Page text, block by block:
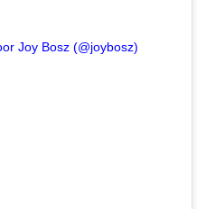
Joy Bosz (@joybosz)